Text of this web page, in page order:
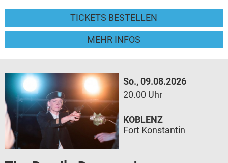
TICKETS BESTELLEN
MEHR INFOS
So., 09.08.2026
20.00 Uhr
KOBLENZ
Fort Konstantin